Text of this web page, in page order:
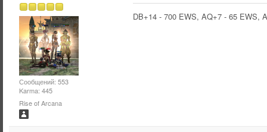
Сообщений: 553
Karma: 445
Rise of Arcana
DB+14 - 700 EWS, AQ+7 - 65